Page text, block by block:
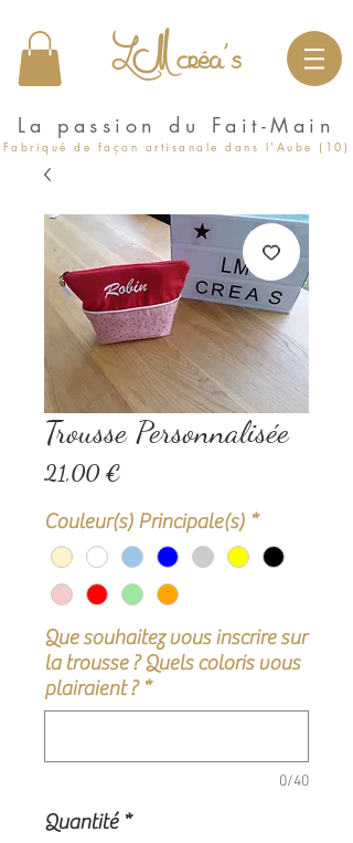
LM créa's
La passion du Fait-Main
Fabriqué de façon artisanale dans l'Aube (10)
Trousse Personnalisée
21,00 €
Couleur(s) Principale(s) *
Que souhaitez vous inscrire sur
la trousse ? Quels coloris vous
plairaient ? *
0/40
Quantité *